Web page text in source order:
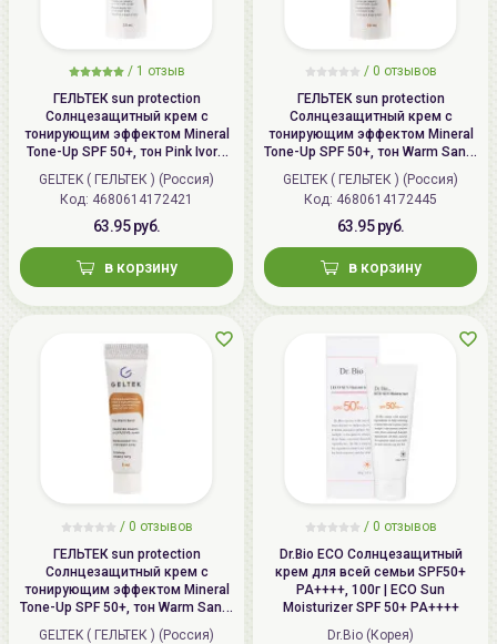
/ 1 отзыв
ГЕЛЬТЕК sun protection
Солнцезащитный крем с
тонирующим эффектом Mineral
Tone-Up SPF 50+, тон Pink Ivory,
30мл, GELTEK
GELTEK ( ГЕЛЬТЕК ) (Россия)
Код: 4680614172421
63.95 руб.
в корзину
/ 0 отзывов
ГЕЛЬТЕК sun protection
Солнцезащитный крем с
тонирующим эффектом Mineral
Tone-Up SPF 50+, тон Warm Sand,
30мл, GELTEK
GELTEK ( ГЕЛЬТЕК ) (Россия)
Код: 4680614172445
63.95 руб.
в корзину
/ 0 отзывов
ГЕЛЬТЕК sun protection
Солнцезащитный крем с
тонирующим эффектом Mineral
Tone-Up SPF 50+, тон Warm Sand,
5мл, GELTEK
GELTEK ( ГЕЛЬТЕК ) (Россия)
/ 0 отзывов
Dr.Bio ECO Солнцезащитный
крем для всей семьи SPF50+
PA++++, 100г | ECO Sun
Moisturizer SPF 50+ PA++++
Dr.Bio (Корея)